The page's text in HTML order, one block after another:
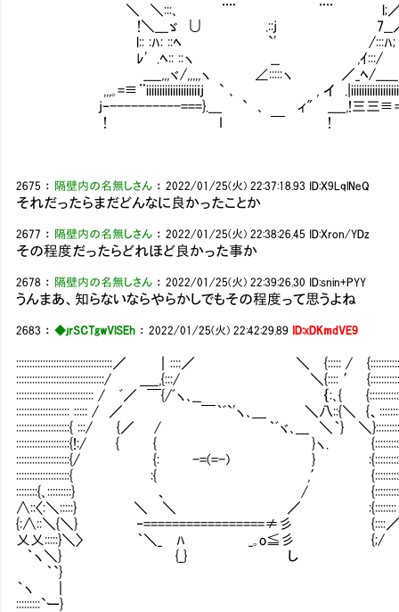
＼ ＼:::､ ¨¨ ¨¨ l;／ .／ その前でか
!＼___ゞ ∪ .::j 7__／
l:: :ﾊ: ::ﾍ `' /:::ﾊ;
ﾚ' .ﾍ:: ::ヽ __ ,ｲ:::/
____,,,ヾ/,,,,,ヽ ∠:::::ヽ ／_ﾍ/_____
,,,｡=≡¨iiiiiiiiiiiiiiiiiiiｉj ` ､ , イ .|iiiiiiiiiiiiiiiiiii｀
j‐----------===}.___ ` ､ ィ" ____,!三三≡=＝
! I ￣ !
2675 ： 隔壁内の名無しさん ：2022/01/25(火) 22:37:18.93 ID:X9LqlNeQ
それだったらまだどんなに良かったことか
2677 ： 隔壁内の名無しさん ：2022/01/25(火) 22:38:26.45 ID:Xron/YDz
その程度だったらどれほど良かった事か
2678 ： 隔壁内の名無しさん ：2022/01/25(火) 22:39:26.30 ID:snin+PYY
うんまあ、知らないならやらかしでもその程度って思うよね
2683 ：◆jrSCTgwVlSEh ：2022/01/25(火) 22:42:29.89 ID:xDKmdVE9
::::::::::::::::::::::::::::::::::::／ ｜::::／ ＼ {::::: /
:::::::::::::::::::::::::::::::::/ ＿_,{:::/ ＼{:::: ′
::::::::::::::::::::::::::::: / ﾞ／ ￣{/ﾞヽ､__ ｛:､{
:::::::::::::::::::: ::::: / ／ ￣｀ﾞ`'ヽ､＿ ＼八::{＼ {、
::::::::::::::::::::{ :::/ {／ / ｀ﾞヾ､___ ＼｀} ＼
::::::::::::::::::::{!:/ { { }ヽ.
::::::::::::::::::::{/ {: -=(=-) }
::::::::::::::::::::{ :{ ,′ {:::::::::::::::::::::
::::::::{､:::::::::} 、 / {:::::::::: ::
∧::〈:＼:::::} ＼ ＼ ／ :{:::::::: ／ そん
{:∧::＼{＼} ‐=================≠彡 {::::
乂乂:::::}＼〉 ｀＼_ ﾊ _｡o≦彡 {;/
｀ヽ＼} {_} し
｀`}
｀ヽ ｜
:::::::::`ー}